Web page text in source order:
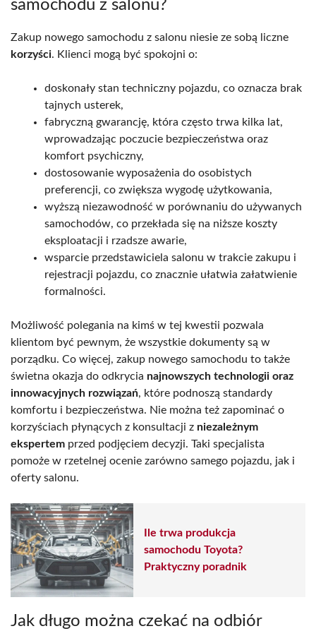
samochodu z salonu?
Zakup nowego samochodu z salonu niesie ze sobą liczne
korzyści. Klienci mogą być spokojni o:
doskonały stan techniczny pojazdu, co oznacza brak
tajnych usterek,
fabryczną gwarancję, która często trwa kilka lat,
wprowadzając poczucie bezpieczeństwa oraz
komfort psychiczny,
dostosowanie wyposażenia do osobistych
preferencji, co zwiększa wygodę użytkowania,
wyższą niezawodność w porównaniu do używanych
samochodów, co przekłada się na niższe koszty
eksploatacji i rzadsze awarie,
wsparcie przedstawiciela salonu w trakcie zakupu i
rejestracji pojazdu, co znacznie ułatwia załatwienie
formalności.
Możliwość polegania na kimś w tej kwestii pozwala
klientom być pewnym, że wszystkie dokumenty są w
porządku. Co więcej, zakup nowego samochodu to także
świetna okazja do odkrycia najnowszych technologii oraz
innowacyjnych rozwiązań, które podnoszą standardy
komfortu i bezpieczeństwa. Nie można też zapominać o
korzyściach płynących z konsultacji z niezależnym
ekspertem przed podjęciem decyzji. Taki specjalista
pomoże w rzetelnej ocenie zarówno samego pojazdu, jak i
oferty salonu.
Ile trwa produkcja
samochodu Toyota?
Praktyczny poradnik
Jak długo można czekać na odbiór